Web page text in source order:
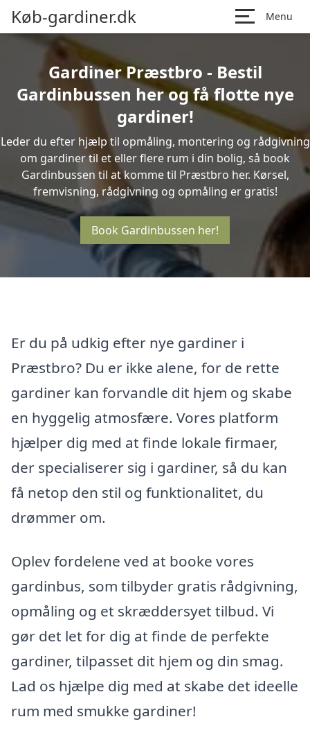
Køb-gardiner.dk Menu
Gardiner Præstbro - Bestil
Gardinbussen her og få flotte nye
gardiner!
Leder du efter hjælp til opmåling, montering og rådgivning
om gardiner til et eller flere rum i din bolig, så book
Gardinbussen til at komme til Præstbro her. Kørsel,
fremvisning, rådgivning og opmåling er gratis!
Book Gardinbussen her!
Er du på udkig efter nye gardiner i
Præstbro? Du er ikke alene, for de rette
gardiner kan forvandle dit hjem og skabe
en hyggelig atmosfære. Vores platform
hjælper dig med at finde lokale firmaer,
der specialiserer sig i gardiner, så du kan
få netop den stil og funktionalitet, du
drømmer om.
Oplev fordelene ved at booke vores
gardinbus, som tilbyder gratis rådgivning,
opmåling og et skræddersyet tilbud. Vi
gør det let for dig at finde de perfekte
gardiner, tilpasset dit hjem og din smag.
Lad os hjælpe dig med at skabe det ideelle
rum med smukke gardiner!